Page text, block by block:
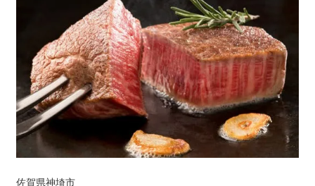
佐賀県神埼市